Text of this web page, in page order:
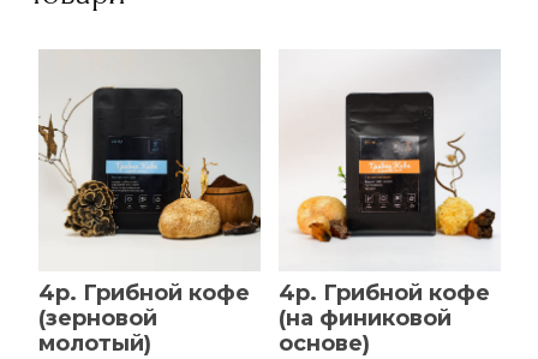
4p. Грибной кофе
(зерновой
молотый)
4p. Грибной кофе
(на финиковой
основе)